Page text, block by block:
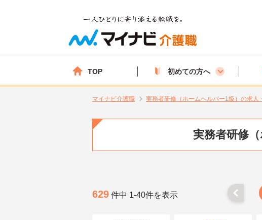
TOP 初めての方へ
マイナビ介護職 実務者研修（ホームヘルパー1級）の求人
実務者研修
629 件中 1-40件を表示